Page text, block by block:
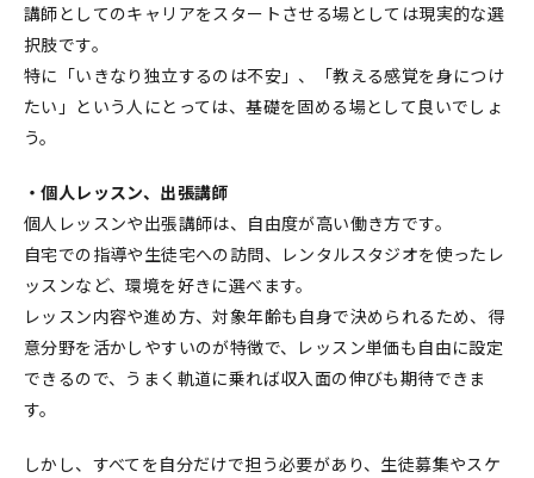
講師としてのキャリアをスタートさせる場としては現実的な選
択肢です。
特に「いきなり独立するのは不安」、「教える感覚を身につけ
たい」という人にとっては、基礎を固める場として良いでしょ
う。
・個人レッスン、出張講師
個人レッスンや出張講師は、自由度が高い働き方です。
自宅での指導や生徒宅への訪問、レンタルスタジオを使ったレ
ッスンなど、環境を好きに選べます。
レッスン内容や進め方、対象年齢も自身で決められるため、得
意分野を活かしやすいのが特徴で、レッスン単価も自由に設定
できるので、うまく軌道に乗れば収入面の伸びも期待できま
す。
しかし、すべてを自分だけで担う必要があり、生徒募集やスケ